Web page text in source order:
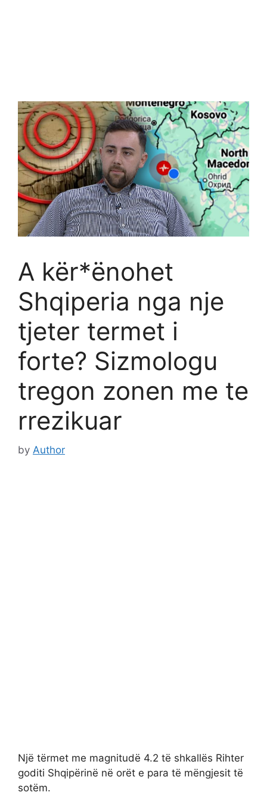
A kër*ënohet
Shqiperia nga nje
tjeter termet i
forte? Sizmologu
tregon zonen me te
rrezikuar
by Author
Një tërmet me magnitudë 4.2 të shkallës Rihter
goditi Shqipërinë në orët e para të mëngjesit të
sotëm.